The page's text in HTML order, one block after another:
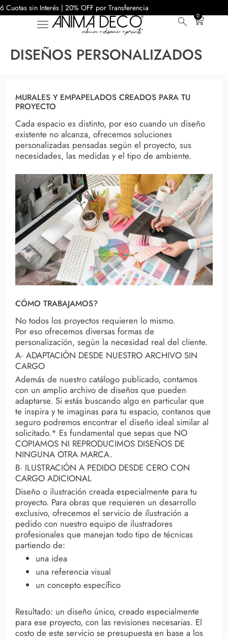
6 Cuotas sin Interés | 20% OFF por Transferencia
0
DISEÑOS PERSONALIZADOS
MURALES Y EMPAPELADOS CREADOS PARA TU
PROYECTO
Cada espacio es distinto, por eso cuando un diseño
existente no alcanza, ofrecemos soluciones
personalizadas pensadas según el proyecto, sus
necesidades, las medidas y el tipo de ambiente.
CÓMO TRABAJAMOS?
No todos los proyectos requieren lo mismo.
Por eso ofrecemos diversas formas de
personalización, según la necesidad real del cliente.
A· ADAPTACIÓN DESDE NUESTRO ARCHIVO SIN
CARGO
Además de nuestro catálogo publicado, contamos
con un amplio archivo de diseños que pueden
adaptarse. Si estás buscando algo en particular que
te inspira y te imaginas para tu espacio, contanos que
seguro podremos encontrar el diseño ideal similar al
solicitado.* Es fundamental que sepas que NO
COPIAMOS NI REPRODUCIMOS DISEÑOS DE
NINGUNA OTRA MARCA.
B· ILUSTRACIÓN A PEDIDO DESDE CERO CON
CARGO ADICIONAL
Diseño o ilustración creada especialmente para tu
proyecto. Para obras que requieren un desarrollo
exclusivo, ofrecemos el servicio de ilustración a
pedido con nuestro equipo de ilustradores
profesionales que manejan todo tipo de técnicas
partiendo de:
una idea
una referencia visual
un concepto específico
Resultado: un diseño único, creado especialmente
para ese proyecto, con las revisiones necesarias. El
costo de este servicio se presupuesta en base a los